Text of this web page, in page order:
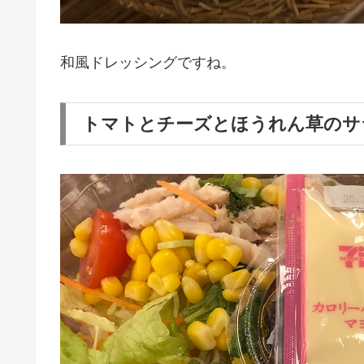
和風ドレッシングですね。
トマトとチーズとほうれん草の